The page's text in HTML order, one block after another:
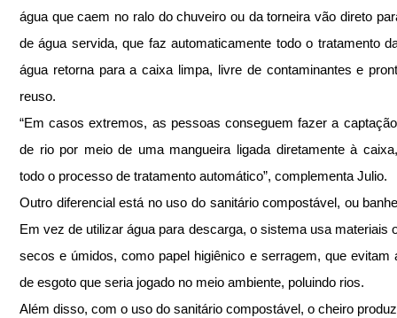
água que caem no ralo do chuveiro ou da torneira vão direto
de água servida, que faz automaticamente todo o tratamento
água retorna para a caixa limpa, livre de contaminantes e
reuso.
“Em casos extremos, as pessoas conseguem fazer a
de rio por meio de uma mangueira ligada diretamente à
todo o processo de tratamento automático”, complementa Julio.
Outro diferencial está no uso do sanitário compostável, ou
Em vez de utilizar água para descarga, o sistema usa materiais
secos e úmidos, como papel higiênico e serragem, que evitam
de esgoto que seria jogado no meio ambiente, poluindo rios.
Além disso, com o uso do sanitário compostável, o cheiro